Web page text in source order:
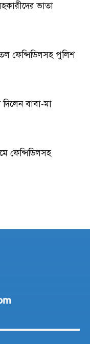
ভাতা
ফেন্সিডিলসহ পুলিশ
বাবা-মা
ফেন্সিডিলসহ